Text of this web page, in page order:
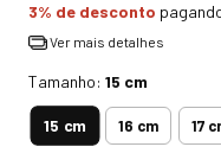
3% de desconto
Ver mais detalhes
Tamanho: 15 cm
15 cm 16 cm 17